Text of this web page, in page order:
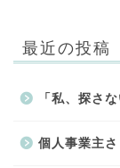
最近の投稿
「私、探さ
個人事業主